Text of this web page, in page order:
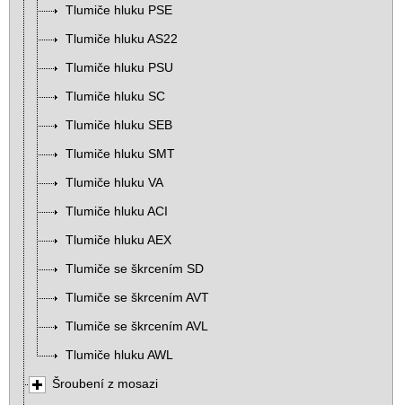
Tlumiče hluku PSE
Tlumiče hluku AS22
Tlumiče hluku PSU
Tlumiče hluku SC
Tlumiče hluku SEB
Tlumiče hluku SMT
Tlumiče hluku VA
Tlumiče hluku ACI
Tlumiče hluku AEX
Tlumiče se škrcením SD
Tlumiče se škrcením AVT
Tlumiče se škrcením AVL
Tlumiče hluku AWL
Šroubení z mosazi